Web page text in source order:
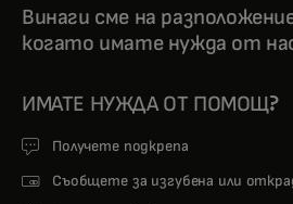
Винаги сме на
когато имате нужда от
ИМАТЕ НУЖДА ОТ ПОМОЩ?
Получете подкрепа
Съобщете за изгубена или